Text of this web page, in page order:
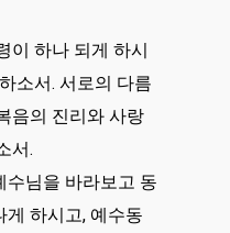
이 하나 되게 하시
소서. 서로의 다름
음의 진리와 사랑
서.
수님을 바라보고 동
게 하시고, 예수동